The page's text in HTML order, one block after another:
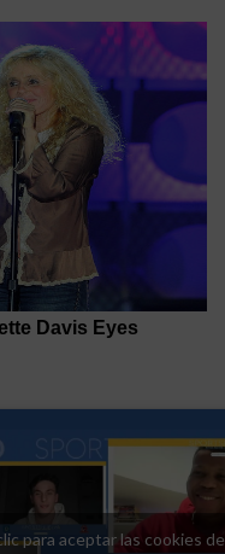
para aceptar las cookies de